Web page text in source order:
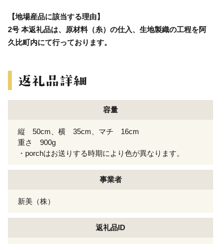
【地場産品に該当する理由】
2号 本返礼品は、原材料（糸）の仕入、生地製織の工程を阿
久比町内にて行っております。
容量
縦 50cm、横 35cm、マチ 16cm
重さ 900g
・porchはお送りする時期により色が異なります。
事業者
新美（株）
返礼品ID